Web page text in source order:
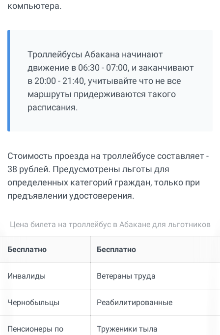
компьютера.
Троллейбусы Абакана начинают
движение в 06:30 - 07:00, и заканчивают
в 20:00 - 21:40, учитывайте что не все
маршруты придерживаются такого
расписания.
Стоимость проезда на троллейбусе составляет -
38 рублей. Предусмотрены льготы для
определенных категорий граждан, только при
предъявлении удостоверения.
Цена билета на троллейбус в Абакане для льготников
Бесплатно Бесплатно
Инвалиды Ветераны труда
Чернобыльцы Реабилитированные
Пенсионеры по Труженики тыла